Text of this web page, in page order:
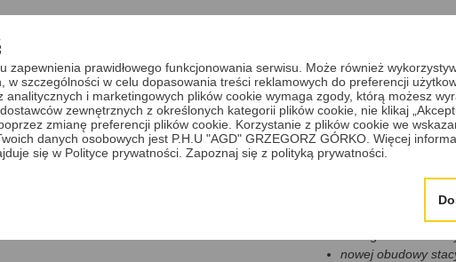
399,00 PLN
Cena zawiera:
naprawę -
wymianę zapadek i
dostarczony klucz.
nowej obudowy
zapewnienia prawidłowego funkcjonowania serwisu. Może również
w szczególności w celu dopasowania treści reklamowych do preferencji
i marketingowych plików cookie wymaga zgody, którą możesz
zewnętrznych z określonych kategorii plików cookie, nie klikaj
zmianę preferencji plików cookie. Korzystanie z plików cookie we
danych osobowych jest P.H.U "AGD" GRZEGORZ GÓRKO. Więcej
się w Polityce prywatności. Zapoznaj się z polityką prywatności.